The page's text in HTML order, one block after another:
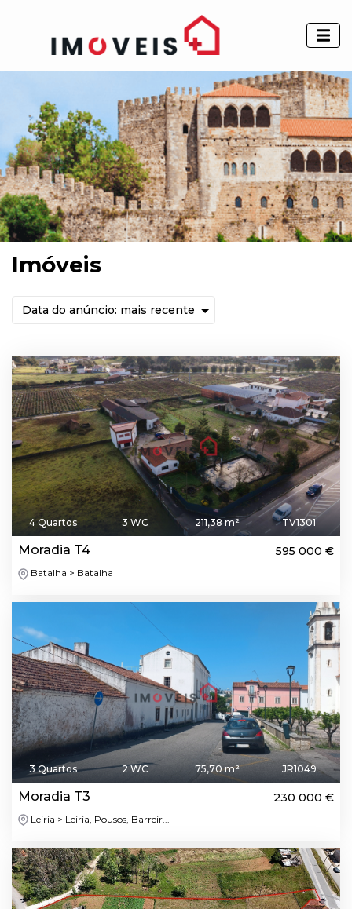
Imóveis
4 Quartos 3 WC 211,38 m² TV1301
Moradia T4 595 000 €
Batalha > Batalha
3 Quartos 2 WC 75,70 m² JR1049
Moradia T3 230 000 €
Leiria > Leiria, Pousos, Barreir...